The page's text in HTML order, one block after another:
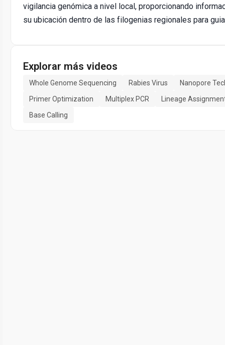
vigilancia genómica a nivel local, proporcionando
su ubicación dentro de las filogenias regionales para
Explorar más videos
Whole Genome Sequencing Rabies Virus
Nanopore
Primer Optimization
Multiplex PCR
Lineage
Base Calling